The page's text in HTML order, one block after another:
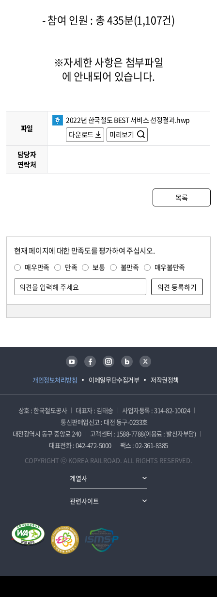
- 참여 인원 : 총 435분(1,107건)
※자세한 사항은 첨부파일
에 안내되어 있습니다.
파일
2022년 한국철도 BEST 서비스 선정결과.hwp
다운로드
미리보기
담당자
연락처
목록
현재 페이지에 대한 만족도를 평가하여 주십시오.
매우만족 만족 보통 불만족 매우불만족
개인정보처리방침 이메일무단수집거부 저작권정책
유튜브 페이스북 인스타그램 블로그 트위터
상호 : 한국철도공사 대표자 : 김태승
사업자등록 : 314-82-10024
통신판매업신고 : 대전 동구-0233호
대전광역시 동구 중앙로 240
고객센터 : 1588-7788(이용료 : 발신자부담)
대표전화 : 042-472-5000
팩스 : 02-361-8385
COPYRIGHT ⓒ KOREA RAILROAD. ALL RIGHTS RESERVED.
계열사
관련사이트